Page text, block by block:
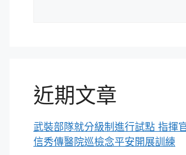
近期文章
武裝部隊就分級制進行試點 指揮
信秀傳醫院巡檢念平安開展訓練